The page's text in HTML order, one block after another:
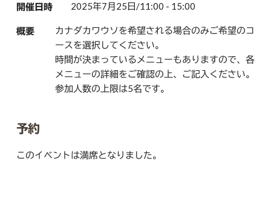
開催日時 2025年7月25日/11:00 - 15:00
概要
カナダカワウソを希望される場合のみご希望のコ
ースを選択してください。
時間が決まっているメニューもありますので、各
メニューの詳細をご確認の上、ご記入ください。
参加人数の上限は5名です。
予約
このイベントは満席となりました。